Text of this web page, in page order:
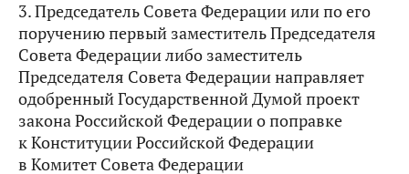
3. Председатель Совета Федерации или по его
поручению первый заместитель Председателя
Совета Федерации либо заместитель
Председателя Совета Федерации направляет
одобренный Государственной Думой проект
закона Российской Федерации о поправке
к Конституции Российской Федерации
в Комитет Совета Федерации